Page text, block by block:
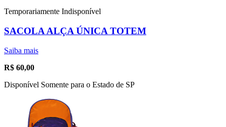
Temporariamente Indisponível
SACOLA ALÇA ÚNICA TOTEM
Saiba mais
R$ 60,00
Disponível Somente para o Estado de SP